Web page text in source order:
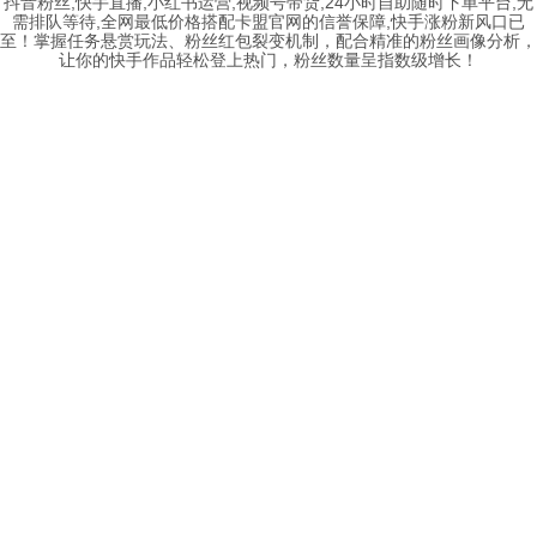
需排队等待,全网最低价格搭配卡盟官网的信誉保障,快手涨粉新风口已
至！掌握任务悬赏玩法、粉丝红包裂变机制，配合精准的粉丝画像分析，
让你的快手作品轻松登上热门，粉丝数量呈指数级增长！